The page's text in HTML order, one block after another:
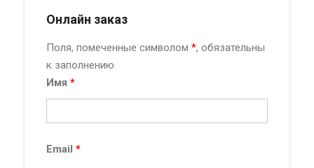
Онлайн заказ
Поля, помеченные символом *, обязательны
к заполнению
Имя *
Email *